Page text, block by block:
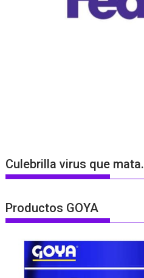
Culebrilla virus que mata.
Productos GOYA